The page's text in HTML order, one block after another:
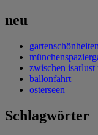
neu
gartenschönheiten
zwischen isarlust
ballonfahrt
osterseen
Schlagwörter